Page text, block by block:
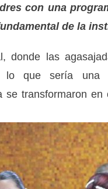
con una
de la
donde las
que sería una
transformaron en